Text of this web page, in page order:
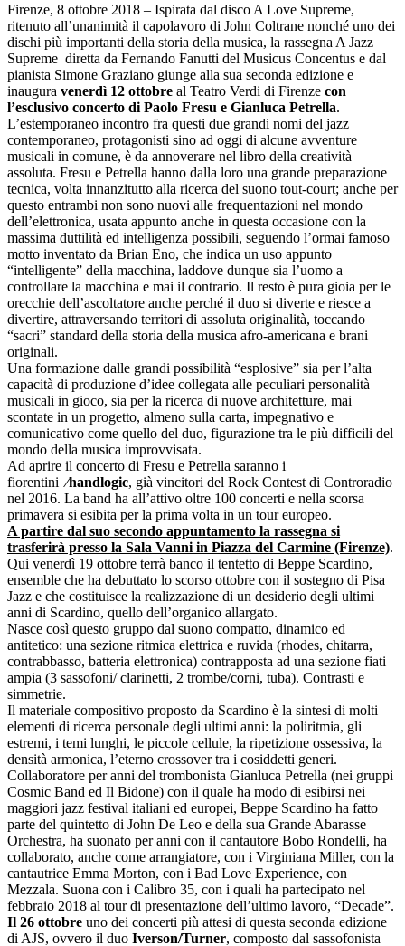
Firenze, 8 ottobre 2018 – Ispirata dal disco A Love Supreme,
ritenuto all’unanimità il capolavoro di John Coltrane nonché uno dei
dischi più importanti della storia della musica, la rassegna A Jazz
Supreme diretta da Fernando Fanutti del Musicus Concentus e dal
pianista Simone Graziano giunge alla sua seconda edizione e
inaugura venerdì 12 ottobre al Teatro Verdi di Firenze con
l’esclusivo concerto di Paolo Fresu e Gianluca Petrella.
L’estemporaneo incontro fra questi due grandi nomi del jazz
contemporaneo, protagonisti sino ad oggi di alcune avventure
musicali in comune, è da annoverare nel libro della creatività
assoluta. Fresu e Petrella hanno dalla loro una grande preparazione
tecnica, volta innanzitutto alla ricerca del suono tout-court; anche per
questo entrambi non sono nuovi alle frequentazioni nel mondo
dell’elettronica, usata appunto anche in questa occasione con la
massima duttilità ed intelligenza possibili, seguendo l’ormai famoso
motto inventato da Brian Eno, che indica un uso appunto
“intelligente” della macchina, laddove dunque sia l’uomo a
controllare la macchina e mai il contrario. Il resto è pura gioia per le
orecchie dell’ascoltatore anche perché il duo si diverte e riesce a
divertire, attraversando territori di assoluta originalità, toccando
“sacri” standard della storia della musica afro-americana e brani
originali.
Una formazione dalle grandi possibilità “esplosive” sia per l’alta
capacità di produzione d’idee collegata alle peculiari personalità
musicali in gioco, sia per la ricerca di nuove architetture, mai
scontate in un progetto, almeno sulla carta, impegnativo e
comunicativo come quello del duo, figurazione tra le più difficili del
mondo della musica improvvisata.
Ad aprire il concerto di Fresu e Petrella saranno i
fiorentini ⁄handlogic, già vincitori del Rock Contest di Controradio
nel 2016. La band ha all’attivo oltre 100 concerti e nella scorsa
primavera si esibita per la prima volta in un tour europeo.
A partire dal suo secondo appuntamento la rassegna si
trasferirà presso la Sala Vanni in Piazza del Carmine (Firenze).
Qui venerdì 19 ottobre terrà banco il tentetto di Beppe Scardino,
ensemble che ha debuttato lo scorso ottobre con il sostegno di Pisa
Jazz e che costituisce la realizzazione di un desiderio degli ultimi
anni di Scardino, quello dell’organico allargato.
Nasce così questo gruppo dal suono compatto, dinamico ed
antitetico: una sezione ritmica elettrica e ruvida (rhodes, chitarra,
contrabbasso, batteria elettronica) contrapposta ad una sezione fiati
ampia (3 sassofoni/ clarinetti, 2 trombe/corni, tuba). Contrasti e
simmetrie.
Il materiale compositivo proposto da Scardino è la sintesi di molti
elementi di ricerca personale degli ultimi anni: la poliritmia, gli
estremi, i temi lunghi, le piccole cellule, la ripetizione ossessiva, la
densità armonica, l’eterno crossover tra i cosiddetti generi.
Collaboratore per anni del trombonista Gianluca Petrella (nei gruppi
Cosmic Band ed Il Bidone) con il quale ha modo di esibirsi nei
maggiori jazz festival italiani ed europei, Beppe Scardino ha fatto
parte del quintetto di John De Leo e della sua Grande Abarasse
Orchestra, ha suonato per anni con il cantautore Bobo Rondelli, ha
collaborato, anche come arrangiatore, con i Virginiana Miller, con la
cantautrice Emma Morton, con i Bad Love Experience, con
Mezzala. Suona con i Calibro 35, con i quali ha partecipato nel
febbraio 2018 al tour di presentazione dell’ultimo lavoro, “Decade”.
Il 26 ottobre uno dei concerti più attesi di questa seconda edizione
di AJS, ovvero il duo Iverson/Turner, composto dal sassofonista